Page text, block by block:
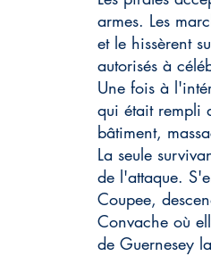
armes. Les
et le hissèrent
autorisés à
Une fois à
qui était rempli
bâtiment,
La seule
de l'attaque.
Coupee,
Convache où
de Guernesey